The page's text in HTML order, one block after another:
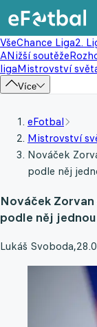
VšeChance Liga2.
ANižší soutěže
ligaMistrovství
Více
eFotbal
Mistrovství
Nováček
podle něj
Nováček
podle něj
Lukáš Svoboda,